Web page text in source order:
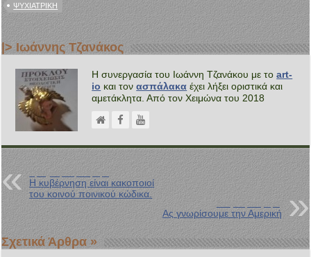
ΨΥΧΙΑΤΡΙΚΉ
|> Ιωάννης Τζανάκος
Η συνεργασία του Ιωάννη Τζανάκου με τοart-
io και τονασπάλακα έχει λήξει οριστικά και
αμετάκλητα. Από τον Χειμώνα του 2018
Προηγούμενη Ανάρτηση
Η κυβέρνηση είναι κακοποιοί
του κοινού ποινικού κώδικα.
Επόμενη Ανάρτηση
Ας γνωρίσουμε την Αμερική
Σχετικά Άρθρα »